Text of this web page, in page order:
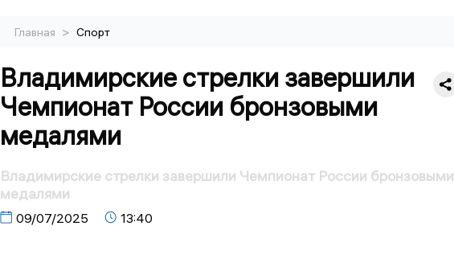
Главная > Спорт
Владимирские стрелки завершили
Чемпионат России бронзовыми
медалями
Владимирские стрелки завершили Чемпионат России бронзовыми
медалями
09/07/2025 13:40